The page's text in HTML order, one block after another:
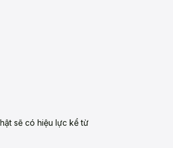
sẽ có hiệu lực kể từ